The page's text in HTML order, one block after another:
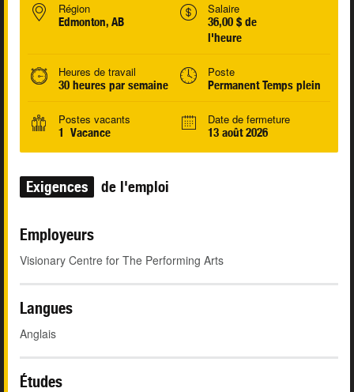
Région
Edmonton, AB
Salaire
36,00 $ de
l'heure
Heures de travail
30 heures par semaine
Poste
Permanent Temps plein
Postes vacants
1 Vacance
Date de fermeture
13 août 2026
Exigences de l'emploi
Employeurs
Visionary Centre for The Performing Arts
Langues
Anglais
Études